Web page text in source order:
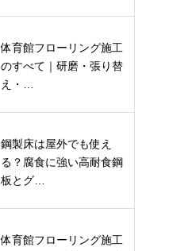
体育館フローリング施工
のすべて｜研磨・張り替
え・…
鋼製床は屋外でも使え
る？腐食に強い高耐食鋼
板とグ…
体育館フローリング施工